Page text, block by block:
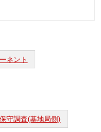
ネント
保守調査(基地局側)